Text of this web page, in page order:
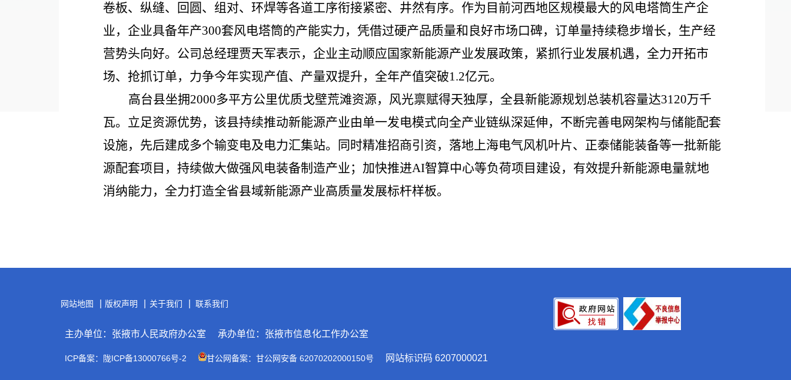
卷板、纵缝、回圆、组对、环焊等各道工序衔接紧密、井然有序。作为目前河西地区规模最大的风电塔筒生产企
业，企业具备年产300套风电塔筒的产能实力，凭借过硬产品质量和良好市场口碑，订单量持续稳步增长，生产经
营势头向好。公司总经理贾天军表示，企业主动顺应国家新能源产业发展政策，紧抓行业发展机遇，全力开拓市
场、抢抓订单，力争今年实现产值、产量双提升，全年产值突破1.2亿元。
高台县坐拥2000多平方公里优质戈壁荒滩资源，风光禀赋得天独厚，全县新能源规划总装机容量达3120万千
瓦。立足资源优势，该县持续推动新能源产业由单一发电模式向全产业链纵深延伸，不断完善电网架构与储能配套
设施，先后建成多个输变电及电力汇集站。同时精准招商引资，落地上海电气风机叶片、正泰储能装备等一批新能
源配套项目，持续做大做强风电装备制造产业；加快推进AI智算中心等负荷项目建设，有效提升新能源电量就地
消纳能力，全力打造全省县域新能源产业高质量发展标杆样板。
网站地图 版权声明 关于我们 联系我们
主办单位：张掖市人民政府办公室 承办单位：张掖市信息化工作办公室
ICP备案：陇ICP备13000766号-2 甘公网备案：甘公网安备 62070202000150号 网站标识码 6207000021